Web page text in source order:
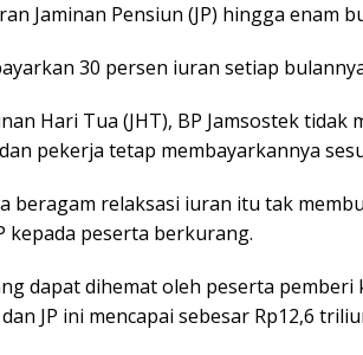
Jaminan Pensiun (JP) hingga enam
30 persen iuran setiap
Hari Tua (JHT), BP Jamsostek tidak
pekerja tetap membayarkannya
beragam relaksasi iuran itu tak
kepada peserta berkurang.
dapat dihemat oleh peserta pemberi
JP ini mencapai sebesar Rp12,6